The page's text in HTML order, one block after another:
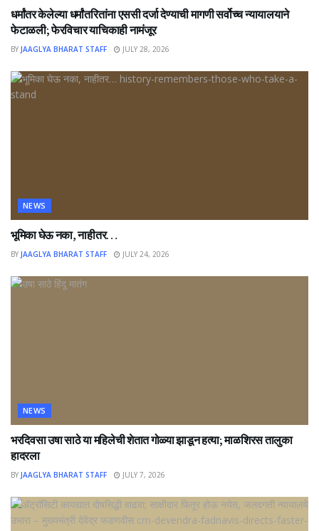
धर्मांतर केलेल्या धर्मांतरितांना एससी दर्जा देण्याची मागणी सर्वोच्च न्यायालयाने
फेटाळली; फेरविचार याचिकाही नामंजूर
BY JAAGLYA BHARAT STAFF JULY 28, 2026
NEWS
भूमिका घेऊ नका, नाहीतर…
BY JAAGLYA BHARAT STAFF JULY 24, 2026
NEWS
भरदिवसा उषा साठे या महिलेची शेतात गोळ्या झाडून हत्या; माळशिरस तालुका
हादरला
BY JAAGLYA BHARAT STAFF JULY 7, 2026